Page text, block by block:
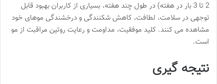
2 تا 3 بار در هفته) در طول چند هفته، بسیاری از کاربران بهبود قابل
توجهی در سلامت، لطافت، کاهش شکنندگی و درخشندگی موهای خود
مشاهده می کنند. کلید موفقیت، مداومت و رعایت روتین مراقبت از مو
است.
نتیجه گیری